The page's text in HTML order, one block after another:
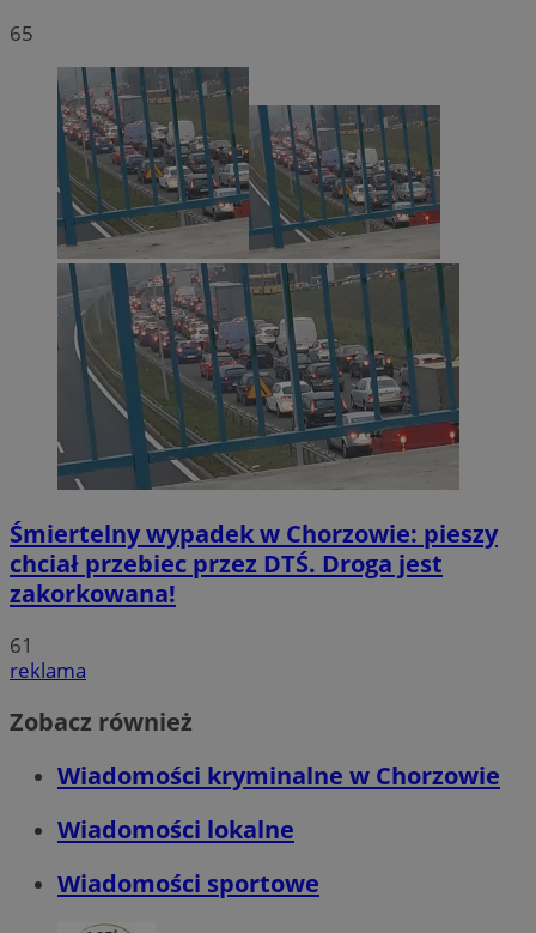
65
Śmiertelny wypadek w Chorzowie: pieszy
chciał przebiec przez DTŚ. Droga jest
zakorkowana!
61
reklama
Zobacz również
Wiadomości kryminalne w Chorzowie
Wiadomości lokalne
Wiadomości sportowe